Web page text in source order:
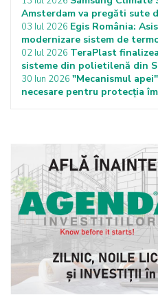
Amsterdam va pregăti sute
03 Iul 2026 Egis România:
modernizare sistem de
02 Iul 2026 TeraPlast
sisteme din polietilenă din
30 Iun 2026 "Mecanismul
necesare pentru protecţia